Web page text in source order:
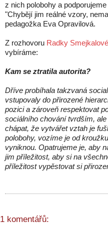
z nich polobohy a
"Chybějí jim reálné vzory,
pedagožka Eva Opravilová.
Z rozhovoru Radky
vybíráme:
Kam se ztratila autorita?
Dříve probíhala takzvaná
vstupovaly do přirozené
pozici a zároveň respektovat
sociálního chování tvrdším,
chápat, že vytvářet vztah je
polobohy, vozíme je od
vyniknou. Opatrujeme je, aby
jim příležitost, aby si na
příležitost vypěstovat si
1 komentářů: